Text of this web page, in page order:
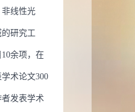
果二等奖
荣誉当选： 山东大
国洪堡基金
果一等奖 2007 曾获
二等奖 2006 曾获荣
线性光
研究工
余项，在
术论文300
发表学术